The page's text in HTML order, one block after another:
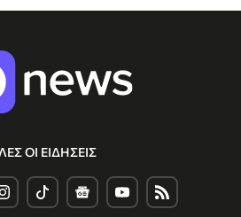
ΟΙ ΕΙΔΗΣΕΙΣ